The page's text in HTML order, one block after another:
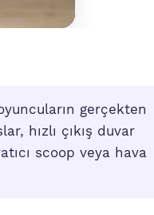
gerçekten
hızlı çıkış duvar
scoop veya hava